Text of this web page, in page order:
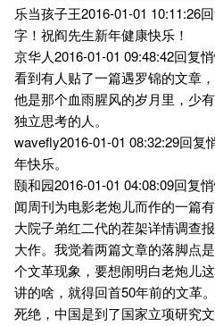
乐当孩子王2016-01-01 10:11:26
字！祝阎先生新年健康快乐！
京华人2016-01-01 09:48:42回复
看到有人贴了一篇遇罗锦的文章
他是那个血雨腥风的岁月里，少
独立思考的人。
wavefly2016-01-01 08:32:29回
年快乐。
颐和园2016-01-01 04:08:09回复
闻周刊为电影老炮儿而作的一篇
大院子弟红二代的茬架详情调查
大作。我觉着两篇文章的落脚点
个文革现象，要想闹明白老炮儿
讲的啥，就得回首50年前的文革
死绝，中国是到了国家立项研究文